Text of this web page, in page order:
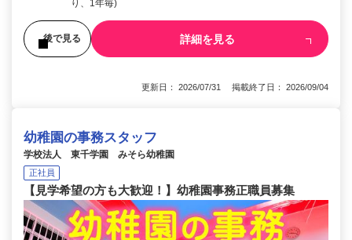
り、1年毎)
後で見る 詳細を見る
更新日： 2026/07/31 掲載終了日： 2026/09/04
幼稚園の事務スタッフ
学校法人 東千学園 みそら幼稚園
正社員
【見学希望の方も大歓迎！】幼稚園事務正職員募集